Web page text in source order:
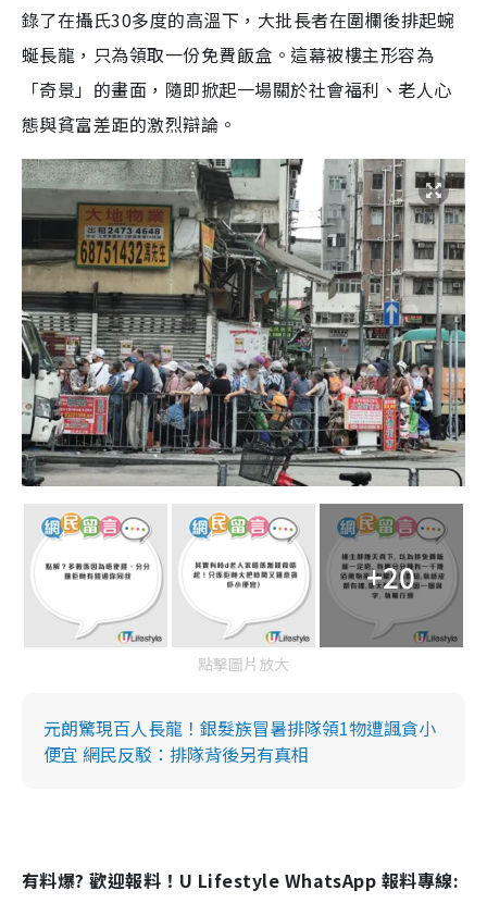
錄了在攝氏30多度的高溫下，大批長者在圍欄後排起蜿
蜒長龍，只為領取一份免費飯盒。這幕被樓主形容為
「奇景」的畫面，隨即掀起一場關於社會福利、老人心
態與貧富差距的激烈辯論。
+20
點擊圖片放大
元朗驚現百人長龍！銀髮族冒暑排隊領1物遭諷貪小
便宜 網民反駁：排隊背後另有真相
有料爆? 歡迎報料！U Lifestyle WhatsApp 報料專線: